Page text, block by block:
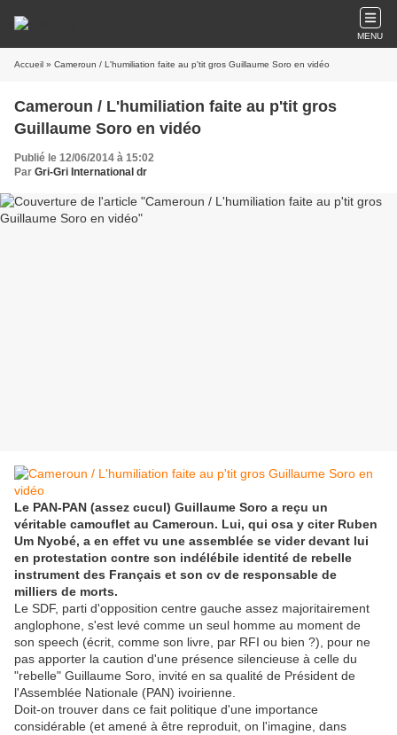
MENU
Accueil » Cameroun / L'humiliation faite au p'tit gros Guillaume Soro en vidéo
Cameroun / L'humiliation faite au p'tit gros
Guillaume Soro en vidéo
Publié le 12/06/2014 à 15:02
Par Gri-Gri International dr
Le PAN-PAN (assez cucul) Guillaume Soro a reçu un
véritable camouflet au Cameroun. Lui, qui osa y citer Ruben
Um Nyobé, a en effet vu une assemblée se vider devant lui
en protestation contre son indélébile identité de rebelle
instrument des Français et son cv de responsable de
milliers de morts.
Le SDF, parti d'opposition centre gauche assez majoritairement
anglophone, s'est levé comme un seul homme au moment de
son speech (écrit, comme son livre, par RFI ou bien ?), pour ne
pas apporter la caution d'une présence silencieuse à celle du
"rebelle" Guillaume Soro, invité en sa qualité de Président de
l'Assemblée Nationale (PAN) ivoirienne.
Doit-on trouver dans ce fait politique d'une importance
considérable (et amené à être reproduit, on l'imagine, dans